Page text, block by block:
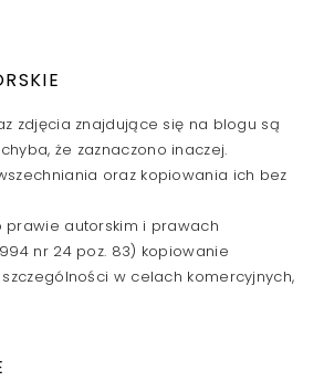
zdjęcia znajdujące się na blogu są
że zaznaczono inaczej.
oraz kopiowania ich bez
prawie autorskim i prawach
nr 24 poz. 83) kopiowanie
w celach komercyjnych,